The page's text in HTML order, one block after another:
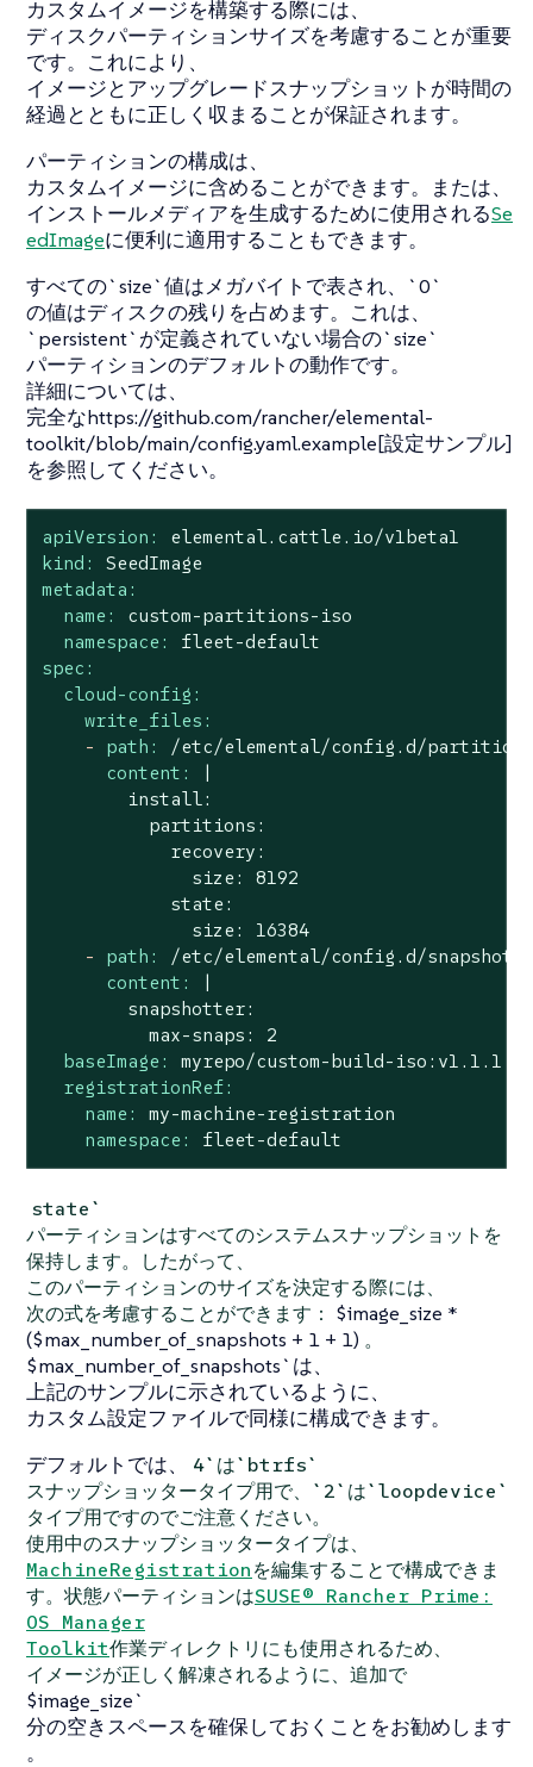
カスタムイメージを構築する際には、
ディスクパーティションサイズを考慮することが重要
です。これにより、
イメージとアップグレードスナップショットが時間の
経過とともに正しく収まることが保証されます。
パーティションの構成は、
カスタムイメージに含めることができます。または、
インストールメディアを生成するために使用されるSe
edImageに便利に適用することもできます。
すべての`size`値はメガバイトで表され、`0`
の値はディスクの残りを占めます。これは、
`persistent`が定義されていない場合の`size`
パーティションのデフォルトの動作です。
詳細については、
完全なhttps://github.com/rancher/elemental-
toolkit/blob/main/config.yaml.example[設定サンプル]
を参照してください。
apiVersion:
elemental.cattle.io/v1beta1
kind:
SeedImage
metadata:
name:
custom-partitions-iso
namespace:
fleet-default
spec:
cloud-config:
write_files:
-
path:
/etc/elemental/config.d/
content:
        install:
          partitions:
            recovery:
              size: 8192
            state:
              size: 16384
-
path:
/etc/elemental/config.d/
content:
        snapshotter:
baseImage:
myrepo/custom-build-iso:v1.1.1
registrationRef:
name:
my-machine-registration
namespace:
fleet-default
state`
パーティションはすべてのシステムスナップショットを
保持します。したがって、
このパーティションのサイズを決定する際には、
次の式を考慮することができます： $image_size *
($max_number_of_snapshots + 1 + 1) 。
$max_number_of_snapshots`は、
上記のサンプルに示されているように、
カスタム設定ファイルで同様に構成できます。
デフォルトでは、
4`は`btrfs`
スナップショッタータイプ用で、`2`は`loopdevice`
タイプ用ですのでご注意ください。
使用中のスナップショッタータイプは、
MachineRegistrationを編集することで構成できま
す。状態パーティションはSUSE® Rancher Prime:
OS Manager
Toolkit作業ディレクトリにも使用されるため、
イメージが正しく解凍されるように、追加で
$image_size`
分の空きスペースを確保しておくことをお勧めします
。